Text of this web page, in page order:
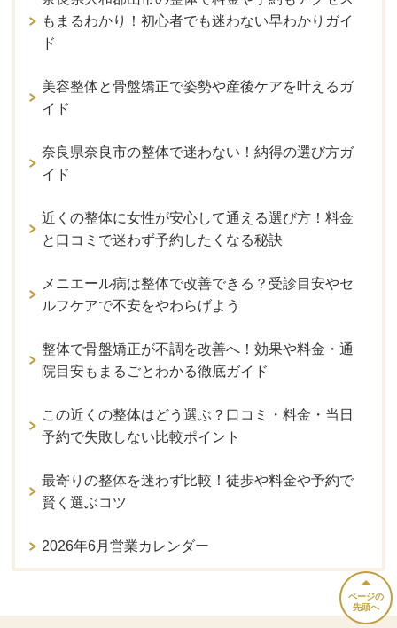
もまるわかり！初心者でも迷わない早わかりガイ
ド
美容整体と骨盤矯正で姿勢や産後ケアを叶えるガ
イド
奈良県奈良市の整体で迷わない！納得の選び方ガ
イド
近くの整体に女性が安心して通える選び方！料金
と口コミで迷わず予約したくなる秘訣
メニエール病は整体で改善できる？受診目安やセ
ルフケアで不安をやわらげよう
整体で骨盤矯正が不調を改善へ！効果や料金・通
院目安もまるごとわかる徹底ガイド
この近くの整体はどう選ぶ？口コミ・料金・当日
予約で失敗しない比較ポイント
最寄りの整体を迷わず比較！徒歩や料金や予約で
賢く選ぶコツ
2026年6月営業カレンダー
ページの
先頭へ